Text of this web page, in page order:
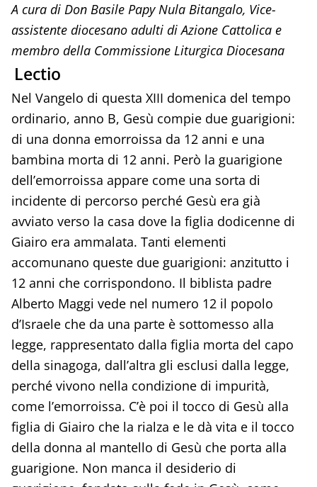
A cura di Don Basile Papy Nula Bitangalo, Vice-
assistente diocesano adulti di Azione Cattolica e
membro della Commissione Liturgica Diocesana
Lectio
Nel Vangelo di questa XIII domenica del tempo
ordinario, anno B, Gesù compie due guarigioni:
di una donna emorroissa da 12 anni e una
bambina morta di 12 anni. Però la guarigione
dell’emorroissa appare come una sorta di
incidente di percorso perché Gesù era già
avviato verso la casa dove la figlia dodicenne di
Giairo era ammalata. Tanti elementi
accomunano queste due guarigioni: anzitutto i
12 anni che corrispondono. Il biblista padre
Alberto Maggi vede nel numero 12 il popolo
d’Israele che da una parte è sottomesso alla
legge, rappresentato dalla figlia morta del capo
della sinagoga, dall’altra gli esclusi dalla legge,
perché vivono nella condizione di impurità,
come l’emorroissa. C’è poi il tocco di Gesù alla
figlia di Giairo che la rialza e le dà vita e il tocco
della donna al mantello di Gesù che porta alla
guarigione. Non manca il desiderio di